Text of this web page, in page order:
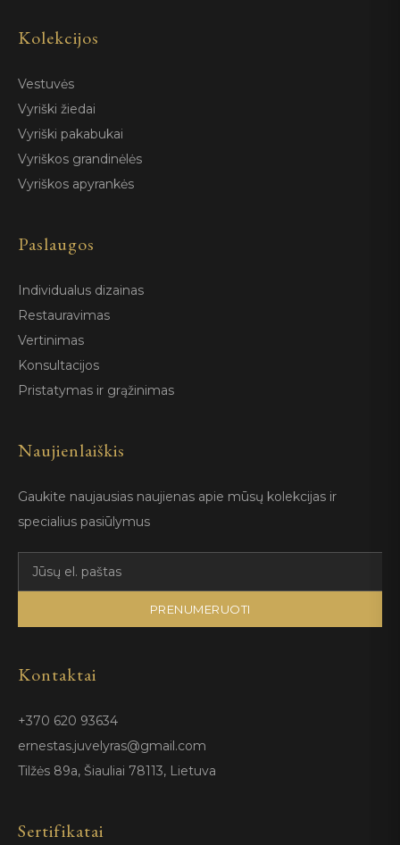
Kolekcijos
Vestuvės
Vyriški žiedai
Vyriški pakabukai
Vyriškos grandinėlės
Vyriškos apyrankės
Paslaugos
Individualus dizainas
Restauravimas
Vertinimas
Konsultacijos
Pristatymas ir grąžinimas
Naujienlaiškis
Gaukite naujausias naujienas apie mūsų kolekcijas ir
specialius pasiūlymus
PRENUMERUOTI
Kontaktai
+370 620 93634
ernestas.juvelyras@gmail.com
Tilžės 89a, Šiauliai 78113, Lietuva
Sertifikatai